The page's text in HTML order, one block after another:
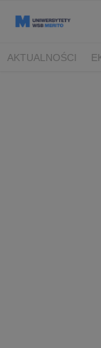
AKTUALNOŚCI